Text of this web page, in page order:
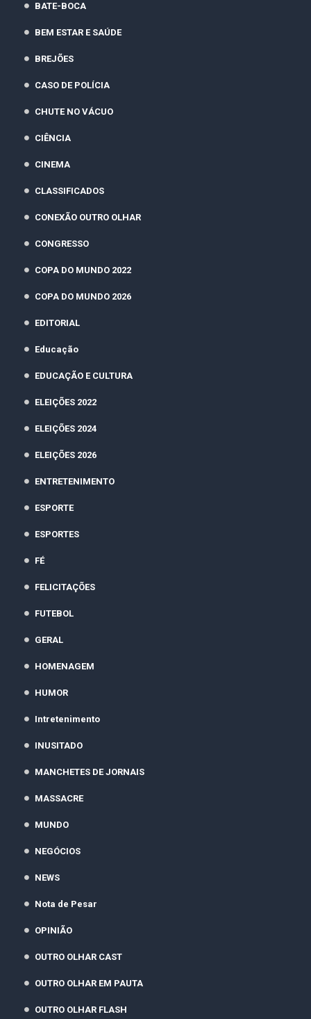
BATE-BOCA
BEM ESTAR E SAÚDE
BREJÕES
CASO DE POLÍCIA
CHUTE NO VÁCUO
CIÊNCIA
CINEMA
CLASSIFICADOS
CONEXÃO OUTRO OLHAR
CONGRESSO
COPA DO MUNDO 2022
COPA DO MUNDO 2026
EDITORIAL
Educação
EDUCAÇÃO E CULTURA
ELEIÇÕES 2022
ELEIÇÕES 2024
ELEIÇÕES 2026
ENTRETENIMENTO
ESPORTE
ESPORTES
FÉ
FELICITAÇÕES
FUTEBOL
GERAL
HOMENAGEM
HUMOR
Intretenimento
INUSITADO
MANCHETES DE JORNAIS
MASSACRE
MUNDO
NEGÓCIOS
NEWS
Nota de Pesar
OPINIÃO
OUTRO OLHAR CAST
OUTRO OLHAR EM PAUTA
OUTRO OLHAR FLASH